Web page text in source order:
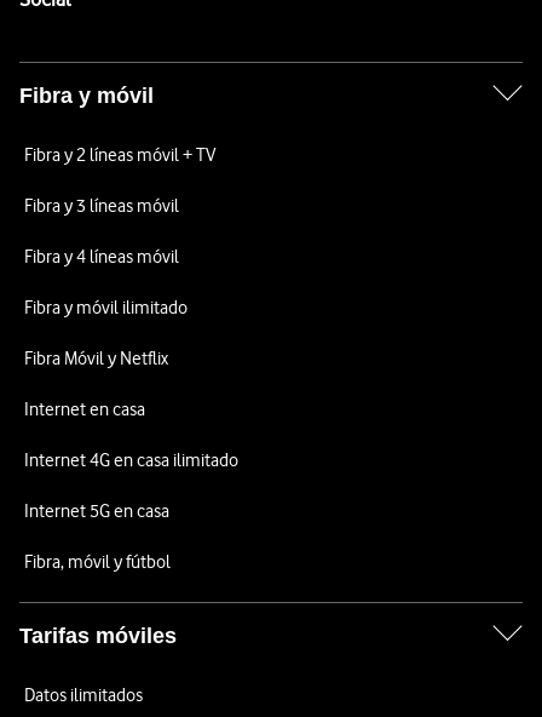
Fibra y móvil
Fibra y 2 líneas móvil + TV
Fibra y 3 líneas móvil
Fibra y 4 líneas móvil
Fibra y móvil ilimitado
Fibra Móvil y Netflix
Internet en casa
Internet 4G en casa ilimitado
Internet 5G en casa
Fibra, móvil y fútbol
Tarifas móviles
Datos ilimitados